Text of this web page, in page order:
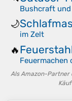
Bushcraft und
🌙
im Zelt
🔥
Feuermachen
Als Amazon-Partner